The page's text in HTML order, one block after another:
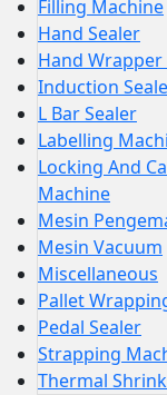
Filling Machine
Hand Sealer
Hand
Induction
L Bar Sealer
Labelling
Locking And
Machine
Mesin
Mesin Vacuum
Miscellaneous
Pallet
Pedal Sealer
Strapping
Thermal